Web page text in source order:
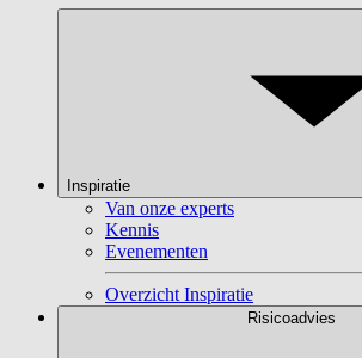
Inspiratie
Van onze experts
Kennis
Evenementen
Overzicht Inspiratie
Risicoadvies